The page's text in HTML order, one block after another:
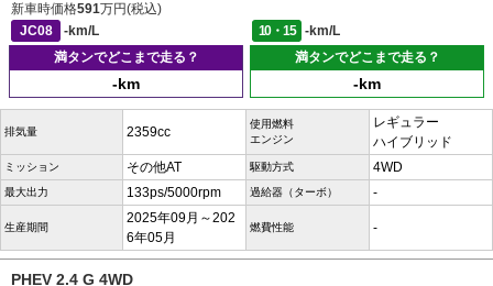
新車時価格591万円(税込)
JC08
-km/L 10・15
-km/L
満タンでどこまで走る？
-km
満タンでどこまで走る？
-km
排気量 2359cc
使用燃料
エンジン
レギュラー
ハイブリッド
ミッション その他AT 駆動方式 4WD
最大出力 133ps/5000rpm 過給器（ターボ） -
生産期間
2025年09月～202
6年05月
燃費性能 -
PHEV 2.4 G 4WD